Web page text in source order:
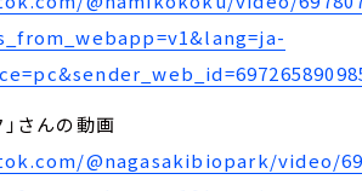
さんの動画
@nagasakibiopark/video/